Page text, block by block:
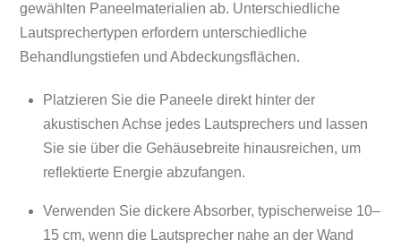
gewählten Paneelmaterialien ab. Unterschiedliche
Lautsprechertypen erfordern unterschiedliche
Behandlungstiefen und Abdeckungsflächen.
Platzieren Sie die Paneele direkt hinter der
akustischen Achse jedes Lautsprechers und lassen
Sie sie über die Gehäusebreite hinausreichen, um
reflektierte Energie abzufangen.
Verwenden Sie dickere Absorber, typischerweise 10–
15 cm, wenn die Lautsprecher nahe an der Wand